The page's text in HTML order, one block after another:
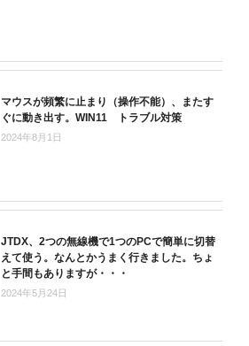
マウスが頻繁に止まり（操作不能）、またす
ぐに動き出す。WIN11 トラブル対策
2024年8月1日
JTDX、2つの無線機で1つのPCで簡単に切替
えて使う。なんとかうまく行きました。ちょ
と手間もありますが・・・
2024年5月24日